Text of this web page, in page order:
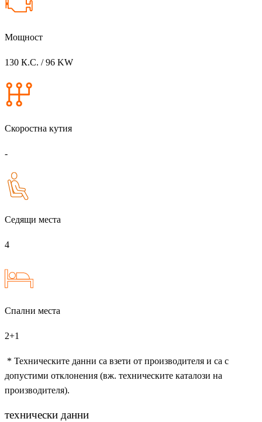
Мощност
130 К.С. / 96 KW
Скоростна кутия
-
Седящи места
4
Спални места
2+1
* Техническите данни са взети от производителя и са с
допустими отклонения (вж. техническите каталози на
производителя).
технически данни